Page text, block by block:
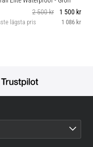
2 500 kr
1 500 kr
lägsta pris 1 086 kr